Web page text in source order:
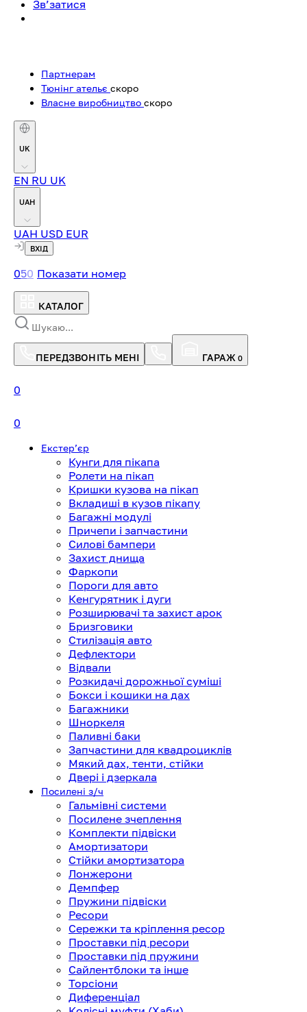
Зв’затися
Партнерам
Тюнінг ательє скоро
Власне виробництво скоро
UK
EN RU UK
UAH
UAH USD EUR
ВХІД
050 Показати номер
КАТАЛОГ
ПЕРЕДЗВОНІТЬ МЕНІ ГАРАЖ 0
0
0
Екстерʼєр
Кунги для пікапа
Ролети на пікап
Кришки кузова на пікап
Вкладиші в кузов пікапу
Багажні модулі
Причепи і запчастини
Силові бампери
Захист днища
Фаркопи
Пороги для авто
Кенгурятник і дуги
Розширювачі та захист арок
Бризговики
Стилізація авто
Дефлектори
Відвали
Розкидачі дорожньої суміші
Бокси і кошики на дах
Багажники
Шноркеля
Паливні баки
Запчастини для квадроциклів
Мякий дах, тенти, стійки
Двері і дзеркала
Посилені з/ч
Гальмівні системи
Посилене зчеплення
Комплекти підвіски
Амортизатори
Стійки амортизатора
Лонжерони
Демпфер
Пружини підвіски
Ресори
Сережки та кріплення ресор
Проставки під ресори
Проставки під пружини
Сайлентблоки та інше
Торсіони
Диференціал